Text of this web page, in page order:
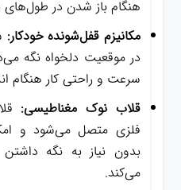
هنگام باز شدن در
مکانیزم قفل‌شونده خودکار:
در موقعیت دلخواه نگه
سرعت و راحتی کار هنگام
قلاب نوک مغناطیسی:
فلزی متصل می‌شود و
بدون نیاز به نگه
می‌کند.